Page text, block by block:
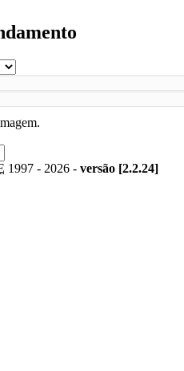
1997 - 2026 - versão [2.2.24]